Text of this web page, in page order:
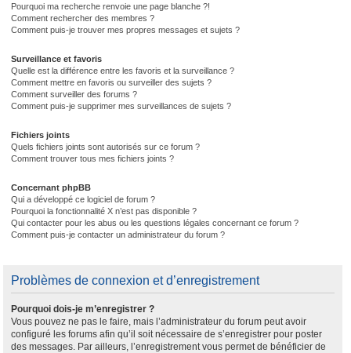
Pourquoi ma recherche renvoie une page blanche ?!
Comment rechercher des membres ?
Comment puis-je trouver mes propres messages et sujets ?
Surveillance et favoris
Quelle est la différence entre les favoris et la surveillance ?
Comment mettre en favoris ou surveiller des sujets ?
Comment surveiller des forums ?
Comment puis-je supprimer mes surveillances de sujets ?
Fichiers joints
Quels fichiers joints sont autorisés sur ce forum ?
Comment trouver tous mes fichiers joints ?
Concernant phpBB
Qui a développé ce logiciel de forum ?
Pourquoi la fonctionnalité X n’est pas disponible ?
Qui contacter pour les abus ou les questions légales concernant ce forum ?
Comment puis-je contacter un administrateur du forum ?
Problèmes de connexion et d’enregistrement
Pourquoi dois-je m’enregistrer ?
Vous pouvez ne pas le faire, mais l’administrateur du forum peut avoir
configuré les forums afin qu’il soit nécessaire de s’enregistrer pour poster
des messages. Par ailleurs, l’enregistrement vous permet de bénéficier de